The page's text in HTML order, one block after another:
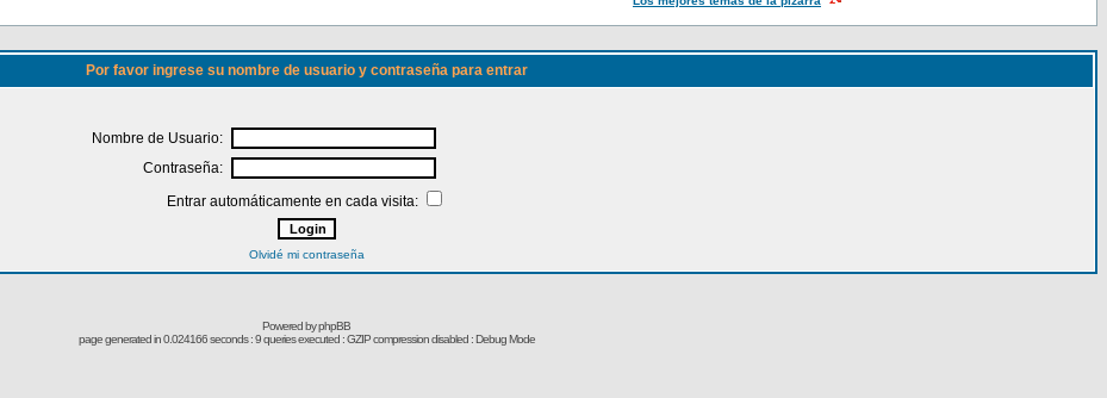
Por favor ingrese su nombre de usuario y contraseña para entrar
Nombre de Usuario:
Contraseña:
Entrar automáticamente en cada visita:
Olvidé mi contraseña
Powered byphpBB
page generated in 0.024166 seconds : 9 queries executed : GZIP compression disabled : Debug Mode